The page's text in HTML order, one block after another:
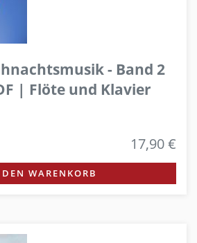
- Band 2
| Flöte und Klavier
17,90 €
WARENKORB